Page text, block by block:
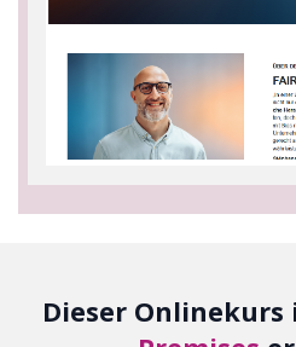
Dieser Onlinekurs